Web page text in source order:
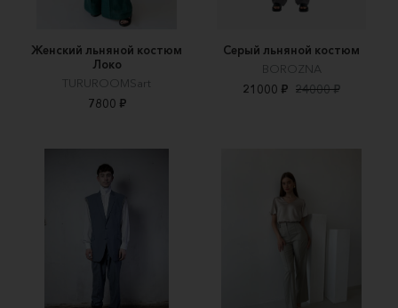
Женский льняной костюм
Локо
TURUROOMSart
7800 ₽
Серый льняной костюм
BOROZNA
21000 ₽ 24000 ₽